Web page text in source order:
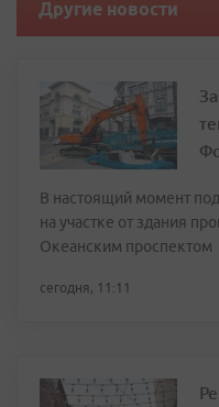
Другие новости
В настоящий момент
на участке от здания
Океанским проспектом
сегодня, 11:11